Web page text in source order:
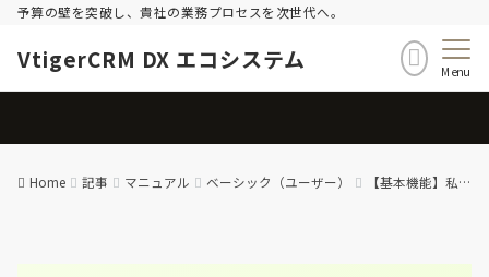
予算の壁を突破し、貴社の業務プロセスを次世代へ。
VtigerCRM DX エコシステム Menu
Home 記事 マニュアル ベーシック（ユーザー） 【基本機能】私のタグ (My Tags) – 操作マニュアル